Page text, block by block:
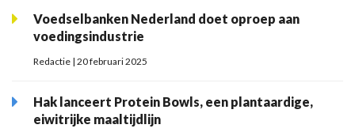
Voedselbanken Nederland doet oproep aan
voedingsindustrie
Redactie | 20 februari 2025
Hak lanceert Protein Bowls, een plantaardige,
eiwitrijke maaltijdlijn